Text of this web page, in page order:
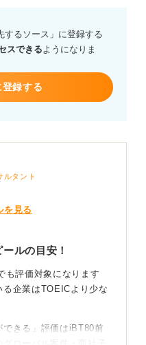
するソース」に登録する
スできるようになりま
録する
ルタント
を見る
ルの目安！
も評価対象になります
企業はTOEICより少な
できる」評価はiBT80前